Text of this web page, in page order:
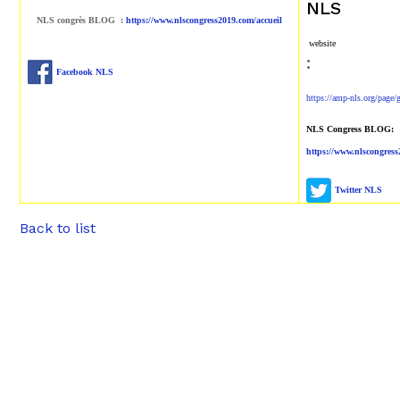
NLS congrès BLOG :https://www.nlscongress2019.com/accueil
Facebook NLS
NLS
website
:
https://amp-nls.org/page/
NLS Congress BLOG:
https://
Twitter NLS
Back to list